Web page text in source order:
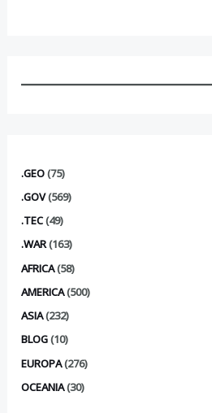
.GEO(75)
.GOV(569)
.TEC(49)
.WAR(163)
AFRICA(58)
AMERICA(500)
ASIA(232)
BLOG(10)
EUROPA(276)
OCEANIA(30)